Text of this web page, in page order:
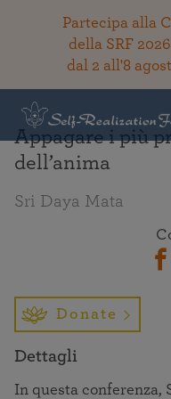
Partecipa alla
della SRF
dal 2 all'8
Appagare i più
dell’anima
Sri Daya Mata
Donate
Dettagli
In questa conferenza,